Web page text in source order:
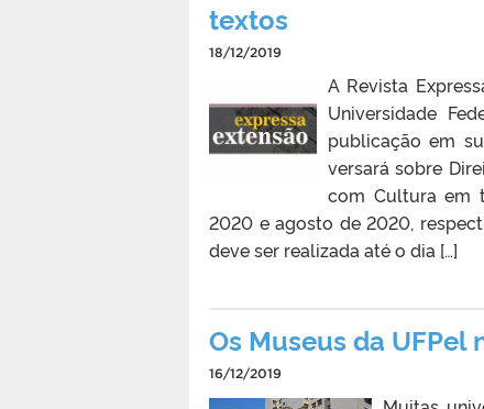
textos
18/12/2019
A Revista
Universidade
publicação em
versará sobre
com Cultura em
2020 e agosto de 2020,
deve ser realizada até o dia […]
Os Museus da
16/12/2019